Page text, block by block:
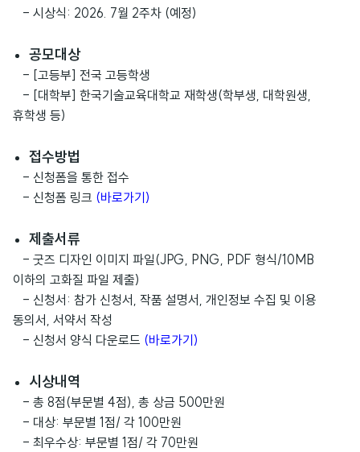
- 시상식: 2026. 7월 2주차 (예정)
공모대상
- [고등부] 전국 고등학생
- [대학부] 한국기술교육대학교 재학생(학부생, 대학원생,
휴학생 등)
접수방법
- 신청폼을 통한 접수
- 신청폼 링크 (바로가기)
제출서류
- 굿즈 디자인 이미지 파일(JPG, PNG, PDF 형식/10MB
이하의 고화질 파일 제출)
- 신청서: 참가 신청서, 작품 설명서, 개인정보 수집 및 이용
동의서, 서약서 작성
- 신청서 양식 다운로드 (바로가기)
시상내역
- 총 8점(부문별 4점), 총 상금 500만원
- 대상: 부문별 1점/ 각 100만원
- 최우수상: 부문별 1점/ 각 70만원